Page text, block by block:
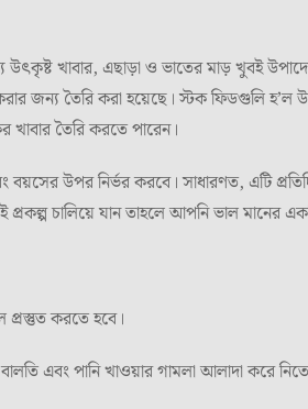
খাবার, এছাড়া ও ভাতের মাড় খুবই
তৈরি করা হয়েছে। স্টক ফিডগুলি হ’ল
তৈরি করতে পারেন।
বয়সের উপর নির্ভর করবে। সাধারণত, এটি
চালিয়ে যান তাহলে আপনি ভাল মানের
করতে হবে।
বালতি এবং পানি খাওয়ার গামলা আলাদা করে